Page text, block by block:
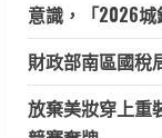
意識，「2026城
財政部南區國稅
放棄美妝穿上重